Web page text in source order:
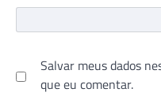
Salvar meus dados
que eu comentar.